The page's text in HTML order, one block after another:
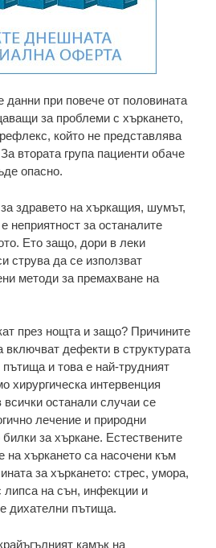
при повече от половината
за проблеми с хъркането,
който не представлява
втората група пациенти обаче
опасно.
здравето на хъркащия, шумът,
неприятност за останалите
Ето защо, дори в леки
струва да се използват
методи за премахване на
през нощта и защо? Причините
включват дефекти в структурата
пътища и това е най-трудният
хирургическа интервенция
останали случаи се
лечение и природни
за хъркане. Естествените
на хъркането са насочени към
за хъркането: стрес, умора,
липса на сън, инфекции и
дихателни пътища.
камък на